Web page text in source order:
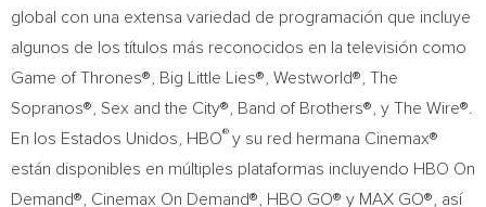
global con una extensa variedad de programación que incluye
algunos de los títulos más reconocidos en la televisión como
Game of Thrones®, Big Little Lies®, Westworld®, The
Sopranos®, Sex and the City®, Band of Brothers®, y The Wire®.
En los Estados Unidos, HBO® y su red hermana Cinemax®
están disponibles en múltiples plataformas incluyendo HBO On
Demand®, Cinemax On Demand®, HBO GO® y MAX GO®, así